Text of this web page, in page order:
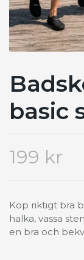
basic
199 kr
Köp riktigt bra
halka, vassa
en bra och